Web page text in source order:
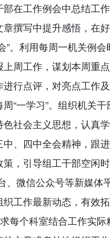
在工作例会中总结工
撰写中提升感悟，在
”。利用每周一机关例
周工作，谋划本周重
行点评，对亮点工作
“一学习”。组织机关
社会主义思想，认真
、四中全会精神，跟
，引导组工干部空闲
、微信公众号等新媒体
工作最新动态，有效
每个科室结合工作实